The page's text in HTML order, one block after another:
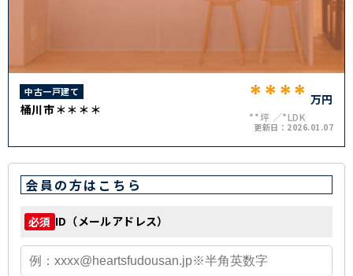
中古一戸建て
桶川市＊＊＊＊ **** 万円
**坪 *LDK
更新日： 2026.01.07
会員の方はこちら
必須 ID（メールアドレス）